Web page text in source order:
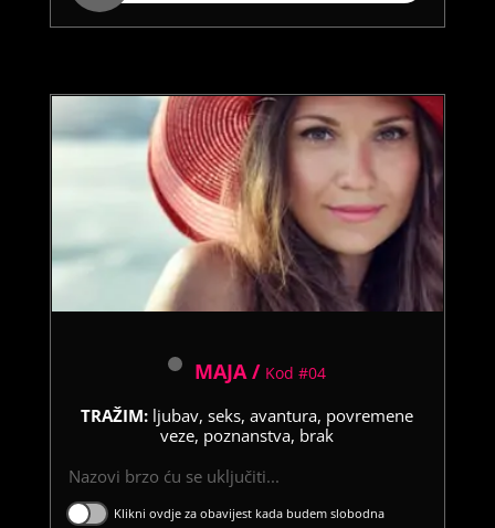
MAJA / Kod #04
TRAŽIM: ljubav, seks, avantura, povremene
veze, poznanstva, brak
Nazovi brzo ću se uključiti...
Klikni ovdje za obavijest kada budem slobodna